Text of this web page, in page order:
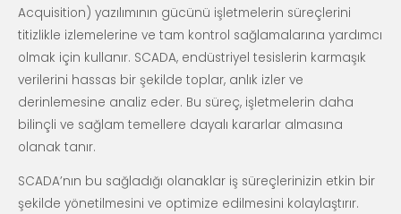
Acquisition) yazılımının gücünü işletmelerin süreçlerini
titizlikle izlemelerine ve tam kontrol sağlamalarına yardımcı
olmak için kullanır. SCADA, endüstriyel tesislerin karmaşık
verilerini hassas bir şekilde toplar, anlık izler ve
derinlemesine analiz eder. Bu süreç, işletmelerin daha
bilinçli ve sağlam temellere dayalı kararlar almasına
olanak tanır.
SCADA’nın bu sağladığı olanaklar iş süreçlerinizin etkin bir
şekilde yönetilmesini ve optimize edilmesini kolaylaştırır.